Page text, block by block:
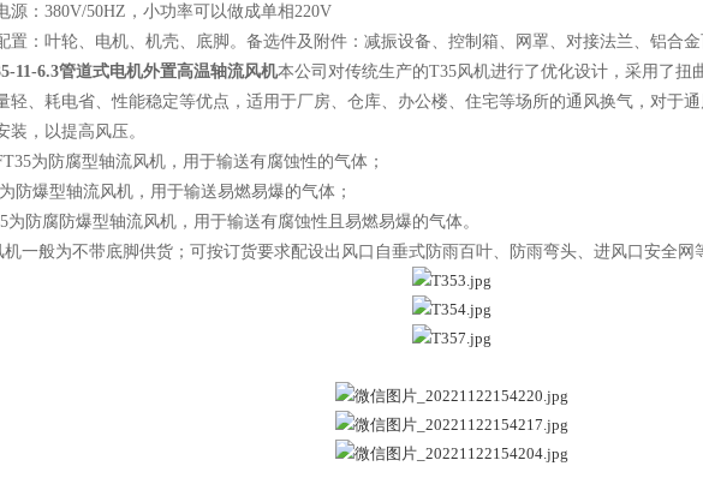
源：380V/50HZ，小功率可以做成单相220V
置：叶轮、电机、机壳、底脚。备选件及附件：减振设备、控制箱、网罩、对接法兰、铝合金
11-6.3管道式电机外置高温轴流风机本公司对传统生产的T35风机进行了优化设计，采用了扭
轻、耗电省、性能稳定等优点，适用于厂房、仓库、办公楼、住宅等场所的通风换气，对于
装，以提高风压。
为防腐型轴流风机，用于输送有腐蚀性的气体；
防爆型轴流风机，用于输送易燃易爆的气体；
为防腐防爆型轴流风机，用于输送有腐蚀性且易燃易爆的气体。
机一般为不带底脚供货；可按订货要求配设出风口自垂式防雨百叶、防雨弯头、进风口安全网